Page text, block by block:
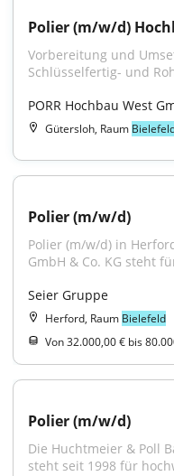
Polier (m/w/d)
Vorbereitung und
Schlüsselfertig- und
PORR Hochbau West
Gütersloh, Raum
Polier (m/w/d)
Polier (m/w/d) in
GmbH & Co. KG steht
Seier Gruppe
Herford, Raum Bielefeld
Von 32.000,00 € bis
Polier (m/w/d)
Die Huchtmeier & Poll
steht seit 1998 für